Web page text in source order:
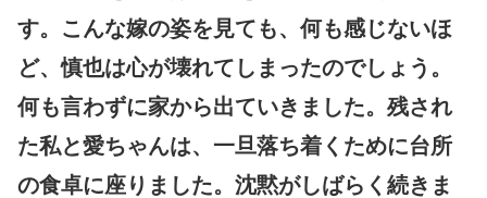
す。こんな嫁の姿を見ても、何も感じないほ
ど、慎也は心が壊れてしまったのでしょう。
何も言わずに家から出ていきました。残され
た私と愛ちゃんは、一旦落ち着くために台所
の食卓に座りました。沈黙がしばらく続きま